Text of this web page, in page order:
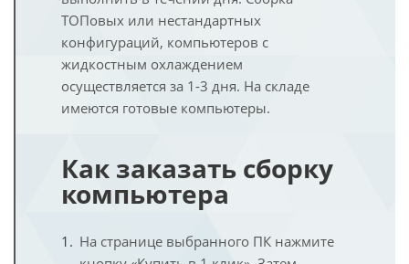
ТОПовых или нестандартных
конфигураций, компьютеров с
жидкостным охлаждением
осуществляется за 1-3 дня. На складе
имеются готовые компьютеры.
Как заказать сборку
компьютера
На странице выбранного ПК нажмите